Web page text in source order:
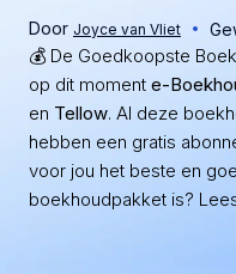
Door Joyce van Vliet
💰 De Goedkoopste
op dit moment e-
en Tellow. Al deze
hebben een gratis
voor jou het beste en
boekhoudpakket is?